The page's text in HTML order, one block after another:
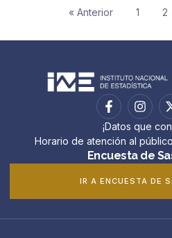
« Anterior 1 2
¡Datos que
Horario de atención al
Encuesta de
IR A ENCUESTA DE